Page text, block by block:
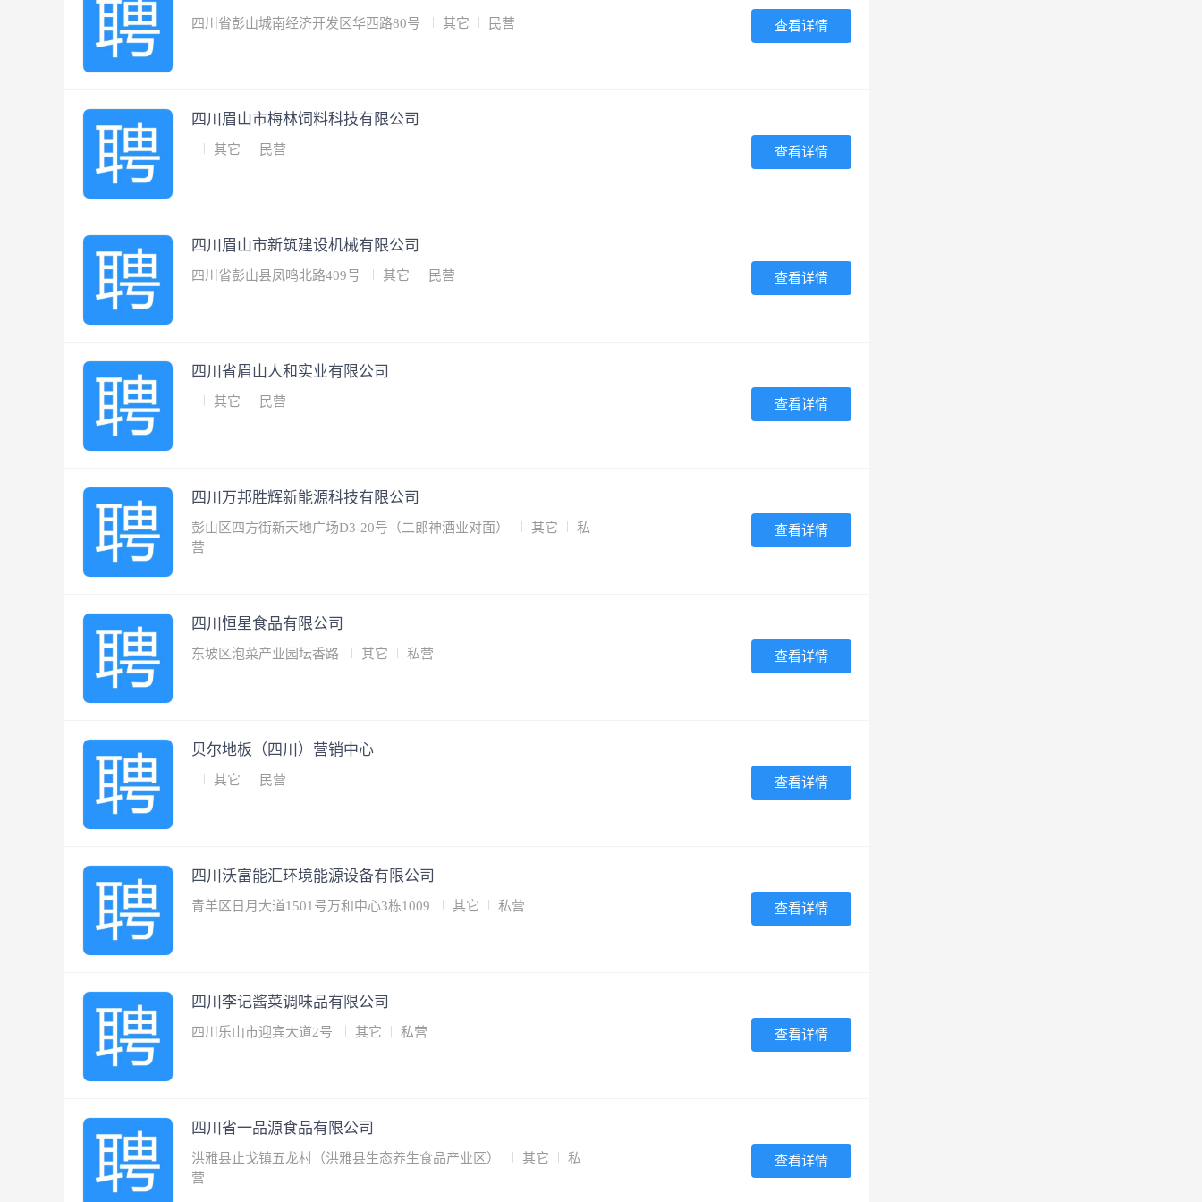
四川省彭山城南经济开发区华西路80号 其它 民营 查看详情
四川眉山市梅林饲料科技有限公司
其它 民营 查看详情
四川眉山市新筑建设机械有限公司
四川省彭山县凤鸣北路409号 其它 民营 查看详情
四川省眉山人和实业有限公司
其它 民营 查看详情
四川万邦胜辉新能源科技有限公司
彭山区四方街新天地广场D3-20号（二郎神酒业对面） 其它
私
营
查看详情
四川恒星食品有限公司
东坡区泡菜产业园坛香路 其它 私营 查看详情
贝尔地板（四川）营销中心
其它 民营 查看详情
四川沃富能汇环境能源设备有限公司
青羊区日月大道1501号万和中心3栋1009 其它 私营 查看详情
四川李记酱菜调味品有限公司
四川乐山市迎宾大道2号 其它 私营 查看详情
四川省一品源食品有限公司
洪雅县止戈镇五龙村（洪雅县生态养生食品产业区） 其它
私
营
查看详情